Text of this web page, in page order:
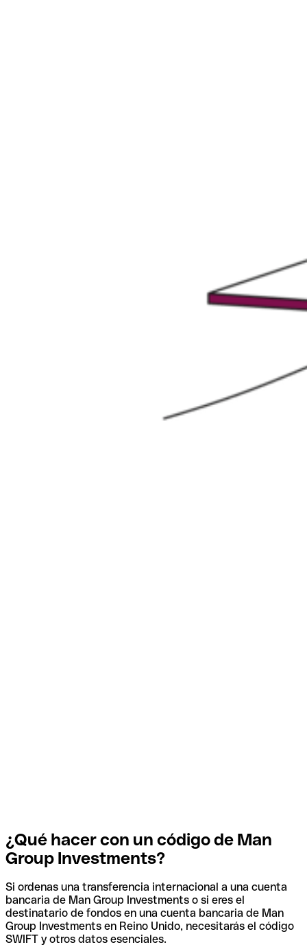
¿Qué hacer con un código de Man
Group Investments?
Si ordenas una transferencia internacional a una cuenta
bancaria de Man Group Investments o si eres el
destinatario de fondos en una cuenta bancaria de Man
Group Investments en Reino Unido, necesitarás el código
SWIFT y otros datos esenciales.